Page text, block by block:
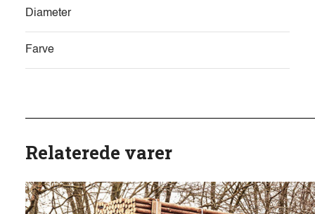
Diameter
Farve
Relaterede varer